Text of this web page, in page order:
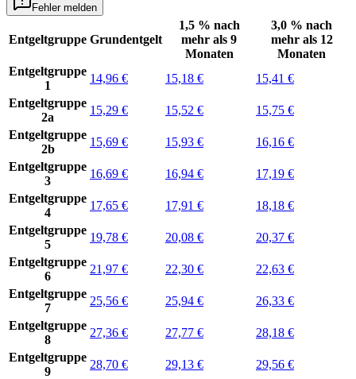
Fehler melden
Entgeltgruppe Grundentgelt
1,5 % nach
mehr als 9
Monaten
3,0 % nach
mehr als 12
Monaten
Entgeltgruppe
1
14,96 € 15,18 €
15,41 €
Entgeltgruppe
2a
15,29 € 15,52 €
15,75 €
Entgeltgruppe
2b
15,69 € 15,93 €
16,16 €
Entgeltgruppe
3
16,69 € 16,94 €
17,19 €
Entgeltgruppe
4
17,65 € 17,91 €
18,18 €
Entgeltgruppe
5
19,78 € 20,08 €
20,37 €
Entgeltgruppe
6
21,97 € 22,30 €
22,63 €
Entgeltgruppe
7
25,56 € 25,94 €
26,33 €
Entgeltgruppe
8
27,36 € 27,77 €
28,18 €
Entgeltgruppe
9
28,70 € 29,13 € 29,56 €